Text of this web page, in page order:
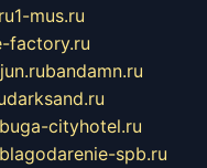
1-mus.ru
factory.ru
bandamn.ru
darksand.ru
cityhotel.ru
blagodarenie-spb.ru